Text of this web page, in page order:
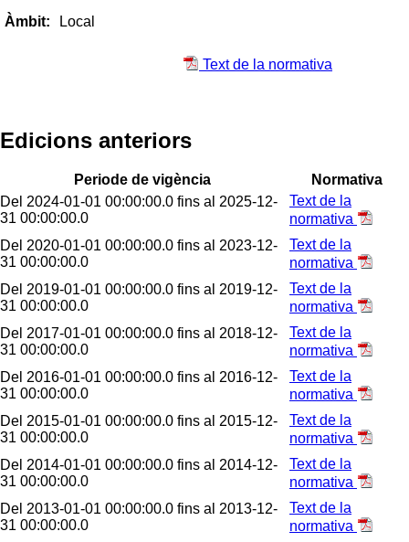
Àmbit: Local
Text de la normativa
Edicions anteriors
Periode de vigència
Normativa
Del 2024-01-01 00:00:00.0 fins al 2025-12-
31 00:00:00.0
Text de la
normativa
Del 2020-01-01 00:00:00.0 fins al 2023-12-
31 00:00:00.0
Text de la
normativa
Del 2019-01-01 00:00:00.0 fins al 2019-12-
31 00:00:00.0
Text de la
normativa
Del 2017-01-01 00:00:00.0 fins al 2018-12-
31 00:00:00.0
Text de la
normativa
Del 2016-01-01 00:00:00.0 fins al 2016-12-
31 00:00:00.0
Text de la
normativa
Del 2015-01-01 00:00:00.0 fins al 2015-12-
31 00:00:00.0
Text de la
normativa
Del 2014-01-01 00:00:00.0 fins al 2014-12-
31 00:00:00.0
Text de la
normativa
Del 2013-01-01 00:00:00.0 fins al 2013-12-
31 00:00:00.0
Text de la
normativa